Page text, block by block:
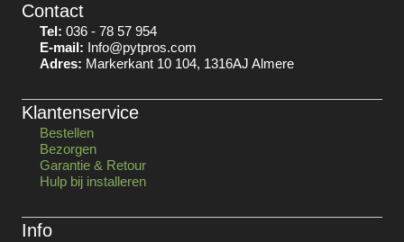
Contact
Tel: 036 - 78 57 954
E-mail: Info@pytpros.com
Adres: Markerkant 10 104, 1316AJ Almere
Klantenservice
Bestellen
Bezorgen
Garantie & Retour
Hulp bij installeren
Info